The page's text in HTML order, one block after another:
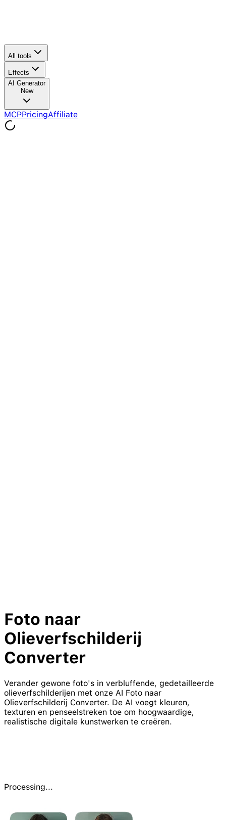
All tools
Effects
AI Generator
New
MCPPricingAffiliate
Foto naar
Olieverfschilderij
Converter
Verander gewone foto's in verbluffende, gedetailleerde
olieverfschilderijen met onze AI Foto naar
Olieverfschilderij Converter. De AI voegt kleuren,
texturen en penseelstreken toe om hoogwaardige,
realistische digitale kunstwerken te creëren.
Processing...